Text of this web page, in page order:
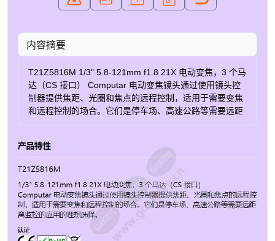
内容摘要
T21Z5816M 1/3" 5.8-121mm f1.8 21X 电动变焦，3 个马
达（CS 接口） Computar 电动变焦镜头通过使用镜头控
制器提供焦距、光圈和焦点的远程控制，适用于需要变焦
和远程控制的场合。它们是停车场、高速公路等需要远距